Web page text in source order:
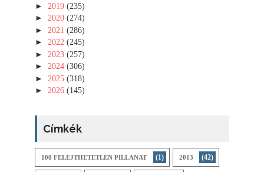
► 2019 (235)
► 2020 (274)
► 2021 (286)
► 2022 (245)
► 2023 (257)
► 2024 (306)
► 2025 (318)
► 2026 (145)
Címkék
100 FELEJTHETETLEN PILLANAT (1) 2013 (42)